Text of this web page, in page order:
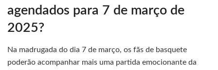
agendados para 7 de março de
2025?
Na madrugada do dia 7 de março, os fãs de basquete
poderão acompanhar mais uma partida emocionante da